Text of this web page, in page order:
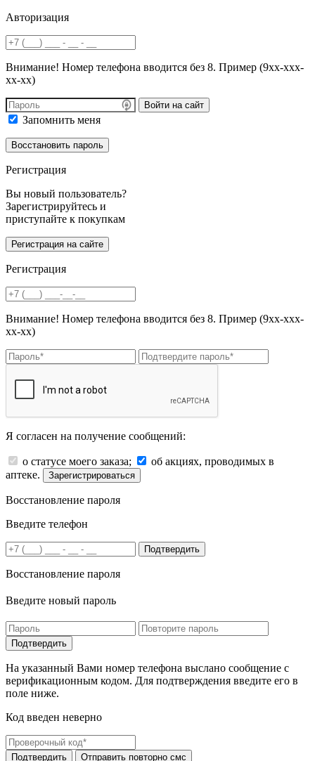
Авторизация
Внимание! Номер телефона вводится без 8. Пример (9хх-ххх-
хх-хх)
Войти на сайт
Запомнить меня
Регистрация
Вы новый пользователь?
Зарегистрируйтесь и
приступайте к покупкам
Регистрация
Внимание! Номер телефона вводится без 8. Пример (9хх-ххх-
хх-хх)
Я согласен на получение сообщений:
о статусе моего заказа;
об акциях, проводимых в
аптеке.
Зарегистрироваться
Восстановление пароля
Введите телефон
Подтвердить
Восстановление пароля
Введите новый пароль
На указанный Вами номер телефона выслано сообщение с
верификационным кодом. Для подтверждения введите его в
поле ниже.
Код введен неверно